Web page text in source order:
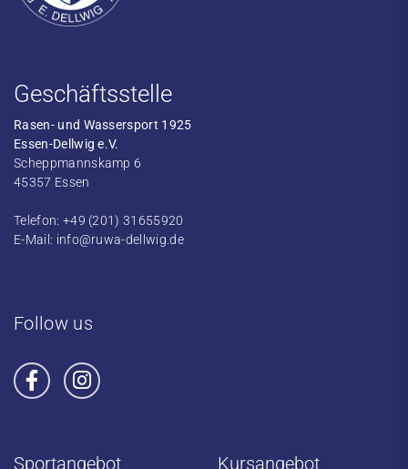
Geschäftsstelle
Rasen- und Wassersport 1925
Essen-Dellwig e.V.
Scheppmannskamp 6
45357 Essen
Telefon: +49 (201) 31655920
E-Mail: info@ruwa-dellwig.de
Follow us
Sportangebot Kursangebot